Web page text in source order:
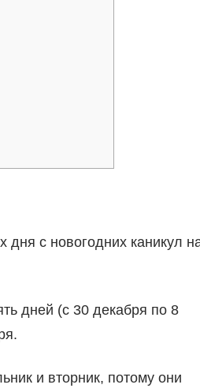
с новогодних каникул
дней (с 30 декабря по 8
и вторник, потому они